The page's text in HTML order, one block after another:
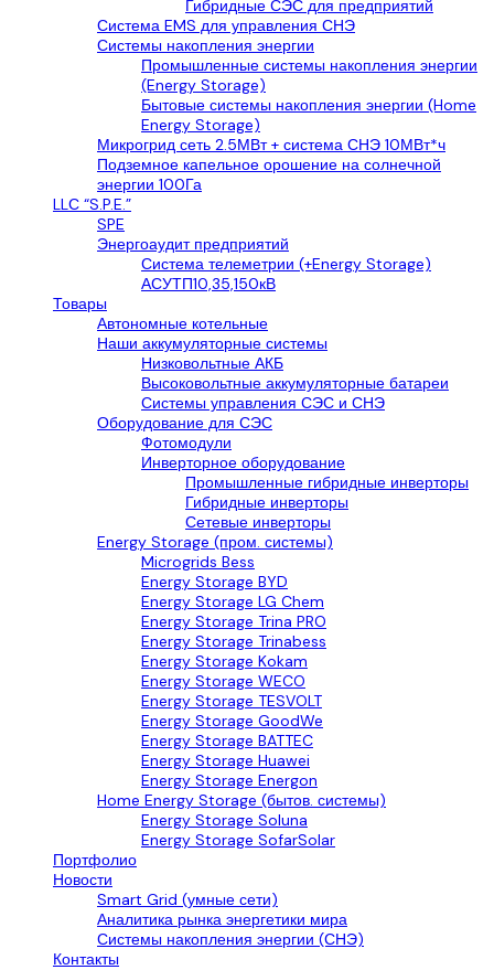
Гибридные СЭС для предприятий
Система EMS для управления СНЭ
Системы накопления энергии
Промышленные системы накопления энергии
(Energy Storage)
Бытовые системы накопления энергии (Home
Energy Storage)
Микрогрид сеть 2.5МВт + система СНЭ 10МВт*ч
Подземное капельное орошение на солнечной
энергии 100Га
LLС “S.P.E.”
SPE
Энергоаудит предприятий
Система телеметрии (+Energy Storage)
АСУТП10,35,150кВ
Товары
Автономные котельные
Наши аккумуляторные системы
Низковольтные АКБ
Высоковольтные аккумуляторные батареи
Системы управления СЭС и СНЭ
Оборудование для СЭС
Фотомодули
Инверторное оборудование
Промышленные гибридные инверторы
Гибридные инверторы
Сетевые инверторы
Energy Storage (пром. системы)
Microgrids Bess
Energy Storage BYD
Energy Storage LG Chem
Energy Storage Trina PRO
Energy Storage Trinabess
Energy Storage Kokam
Energy Storage WECO
Energy Storage TESVOLT
Energy Storage GoodWe
Energy Storage BATTEC
Energy Storage Huawei
Energy Storage Energon
Home Energy Storage (бытов. системы)
Energy Storage Soluna
Energy Storage SofarSolar
Портфолио
Новости
Smart Grid (умные сети)
Аналитика рынка энергетики мира
Системы накопления энергии (СНЭ)
Контакты